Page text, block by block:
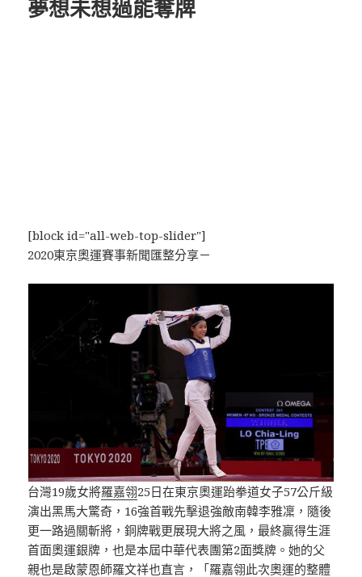
夢想未想過能奪牌
[block id="all-web-top-slider"]
2020東京奧運賽事新聞匯整分享－
台灣19歲女將羅嘉翎25日在東京奧運跆拳道女子57公斤級
演出黑馬大驚奇，16強首戰先擊退強敵南韓李雅凜，隨後
更一路過關斬將，銅牌戰更展現大將之風，最終贏得生涯
首面奧運銀牌，也是本屆中華代表團第2面獎牌。她的父
親也是啟蒙恩師羅文祥也直言，「羅嘉翎此次奧運的整體